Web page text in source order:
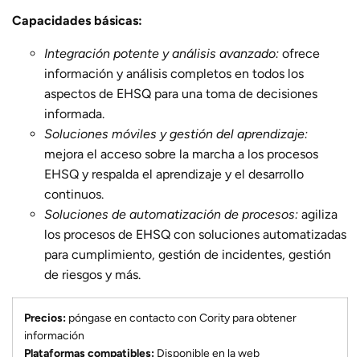
Capacidades básicas:
Integración potente y análisis avanzado: ofrece
información y análisis completos en todos los
aspectos de EHSQ para una toma de decisiones
informada.
Soluciones móviles y gestión del aprendizaje:
mejora el acceso sobre la marcha a los procesos
EHSQ y respalda el aprendizaje y el desarrollo
continuos.
Soluciones de automatización de procesos: agiliza
los procesos de EHSQ con soluciones automatizadas
para cumplimiento, gestión de incidentes, gestión
de riesgos y más.
Precios: póngase en contacto con Cority para obtener
información
Plataformas compatibles: Disponible en la web